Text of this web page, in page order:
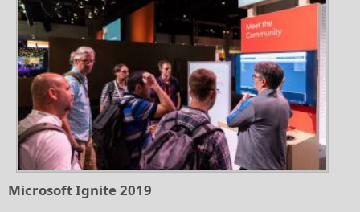
Microsoft Ignite 2019